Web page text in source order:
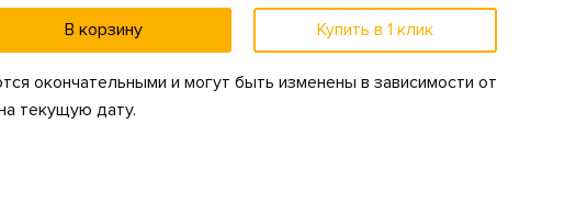
В корзину Купить в 1 клик
окончательными и могут быть изменены в зависимости от
текущую дату.